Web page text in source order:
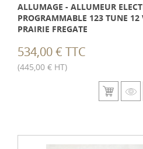
ALLUMAGE - ALLUMEUR
PROGRAMMABLE 123 TUNE 12
PRAIRIE FREGATE
534,00 € TTC
(445,00 € HT)